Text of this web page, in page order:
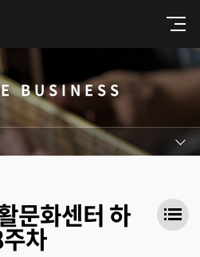
BUSINESS
문화센터 하
차